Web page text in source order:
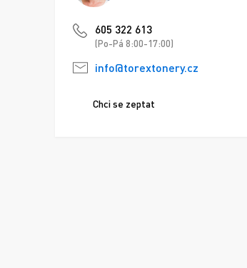
605 322 613
(Po-Pá 8:00-17:00)
info@torextonery.cz
Chci se zeptat